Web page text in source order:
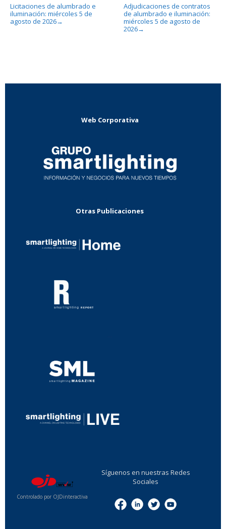
Licitaciones de alumbrado e
iluminación: miércoles 5 de
agosto de 2026→
Adjudicaciones de contratos
de alumbrado e iluminación:
miércoles 5 de agosto de
2026→
Web Corporativa
Otras Publicaciones
Controlado por OJDinteractiva
Síguenos en nuestras Redes
Sociales